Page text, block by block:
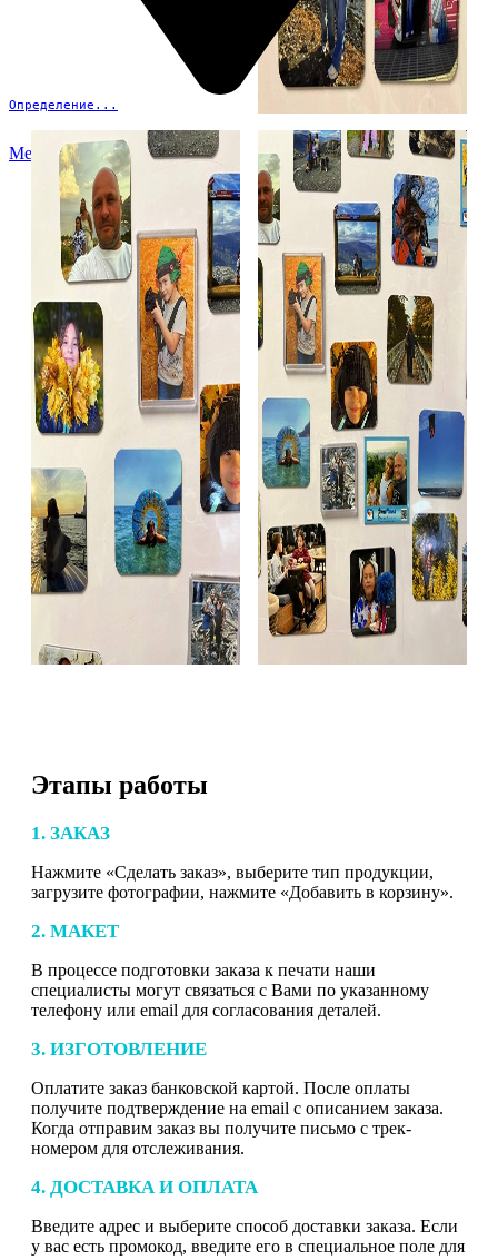
Определение...
Меню
Этапы работы
1. ЗАКАЗ
Нажмите «Сделать заказ», выберите тип продукции,
загрузите фотографии, нажмите «Добавить в корзину».
2. МАКЕТ
В процессе подготовки заказа к печати наши
специалисты могут связаться с Вами по указанному
телефону или email для согласования деталей.
3. ИЗГОТОВЛЕНИЕ
Оплатите заказ банковской картой. После оплаты
получите подтверждение на email с описанием заказа.
Когда отправим заказ вы получите письмо с трек-
номером для отслеживания.
4. ДОСТАВКА И ОПЛАТА
Введите адрес и выберите способ доставки заказа. Если
у вас есть промокод, введите его в специальное поле для